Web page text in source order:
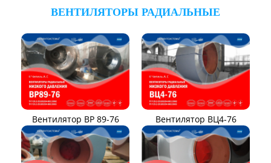
ВЕНТИЛЯТОРЫ РАДИАЛЬНЫЕ
Вентилятор ВР 89-76 Вентилятор ВЦ4-76